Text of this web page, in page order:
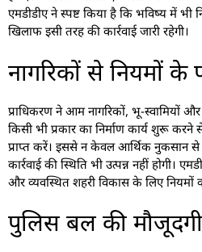
एमडीडीए ने स्पष्ट किया है कि भविष्य में
खिलाफ इसी तरह की कार्रवाई जारी रहेगी।
नागरिकों से नियमों
प्राधिकरण ने आम नागरिकों, भू-स्वामियों
किसी भी प्रकार का निर्माण कार्य शुरू
प्राप्त करें। इससे न केवल आर्थिक नुकसान
कार्रवाई की स्थिति भी उत्पन्न नहीं होगी।
और व्यवस्थित शहरी विकास के लिए
पुलिस बल की मौजूदगी